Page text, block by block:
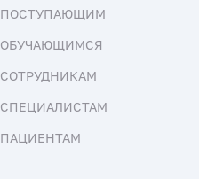
ПОСТУПАЮЩИМ
ОБУЧАЮЩИМСЯ
СОТРУДНИКАМ
СПЕЦИАЛИСТАМ
ПАЦИЕНТАМ